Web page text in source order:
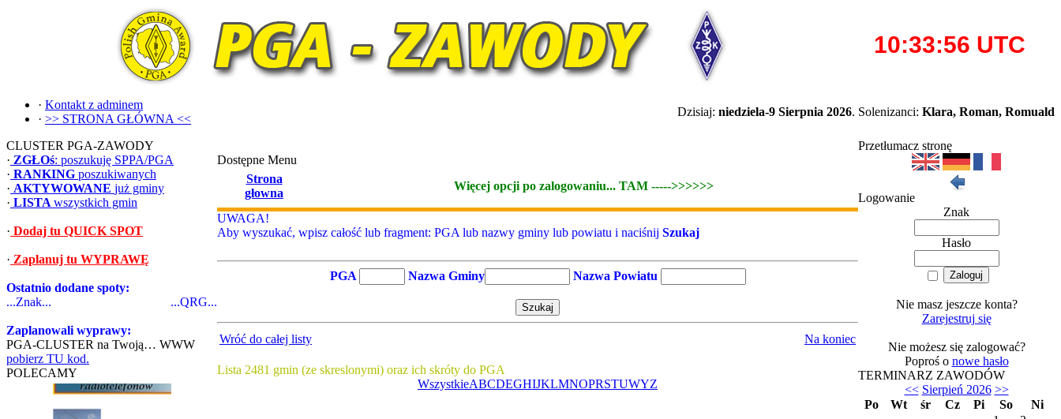
· Kontakt z adminem
· >> STRONA GŁÓWNA <<
Dzisiaj: niedziela-9 Sierpnia 2026. Solenizanci: Klara, Roman, Romuald
CLUSTER PGA-ZAWODY
· ZGŁOś: poszukuję SPPA/PGA
· RANKING poszukiwanych
· AKTYWOWANE już gminy
· LISTA wszystkich gmin
· Dodaj tu QUICK SPOT
· Zaplanuj tu WYPRAWĘ
Ostatnio dodane spoty:
...Znak...
...QRG...
Zaplanowali wyprawy:
PGA-CLUSTER na Twoją… WWW
pobierz TU kod.
POLECAMY
Dostępne Menu
Strona
głowna
Więcej opcji po zalogowaniu... TAM ----->>>>>>
UWAGA!
Aby wyszukać, wpisz całość lub fragment: PGA lub nazwy gminy lub powiatu i naciśnij Szukaj
PGA Nazwa Gminy Nazwa Powiatu
Wróć do całej listy Na koniec
Lista 2481 gmin (ze skreslonymi) oraz ich skróty do PGA
WszystkieABCDEGHIJKLMNOPRSTUWYZ
Przetłumacz stronę
Logowanie
Znak
Hasło
Nie masz jeszcze konta?
Zarejestruj się
Nie możesz się zalogować?
Poproś o nowe hasło
TERMINARZ ZAWODÓW
<< Sierpień 2026 >>
Po
Wt śr Cz Pi So
Ni